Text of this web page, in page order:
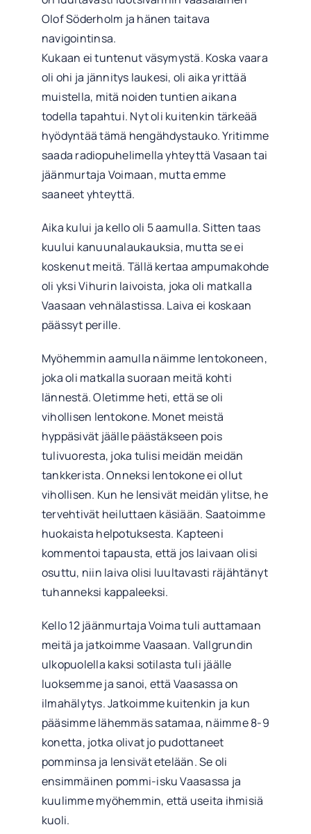
Olof Söderholm ja hänen taitava
navigointinsa.
Kukaan ei tuntenut väsymystä. Koska vaara
oli ohi ja jännitys laukesi, oli aika yrittää
muistella, mitä noiden tuntien aikana
todella tapahtui. Nyt oli kuitenkin tärkeää
hyödyntää tämä hengähdystauko. Yritimme
saada radiopuhelimella yhteyttä Vasaan tai
jäänmurtaja Voimaan, mutta emme
saaneet yhteyttä.
Aika kului ja kello oli 5 aamulla. Sitten taas
kuului kanuunalaukauksia, mutta se ei
koskenut meitä. Tällä kertaa ampumakohde
oli yksi Vihurin laivoista, joka oli matkalla
Vaasaan vehnälastissa. Laiva ei koskaan
päässyt perille.
Myöhemmin aamulla näimme lentokoneen,
joka oli matkalla suoraan meitä kohti
lännestä. Oletimme heti, että se oli
vihollisen lentokone. Monet meistä
hyppäsivät jäälle päästäkseen pois
tulivuoresta, joka tulisi meidän meidän
tankkerista. Onneksi lentokone ei ollut
vihollisen. Kun he lensivät meidän ylitse, he
tervehtivät heiluttaen käsiään. Saatoimme
huokaista helpotuksesta. Kapteeni
kommentoi tapausta, että jos laivaan olisi
osuttu, niin laiva olisi luultavasti räjähtänyt
tuhanneksi kappaleeksi.
Kello 12 jäänmurtaja Voima tuli auttamaan
meitä ja jatkoimme Vaasaan. Vallgrundin
ulkopuolella kaksi sotilasta tuli jäälle
luoksemme ja sanoi, että Vaasassa on
ilmahälytys. Jatkoimme kuitenkin ja kun
pääsimme lähemmäs satamaa, näimme 8-9
konetta, jotka olivat jo pudottaneet
pomminsa ja lensivät etelään. Se oli
ensimmäinen pommi-isku Vaasassa ja
kuulimme myöhemmin, että useita ihmisiä
kuoli.